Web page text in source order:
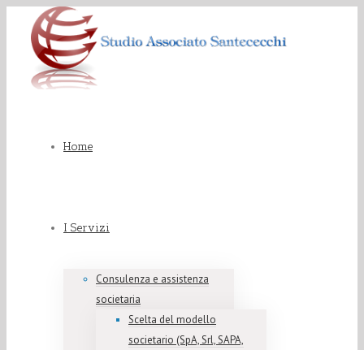
Home
I Servizi
Consulenza e assistenza
societaria
Scelta del modello
societario (SpA, Srl, SAPA,